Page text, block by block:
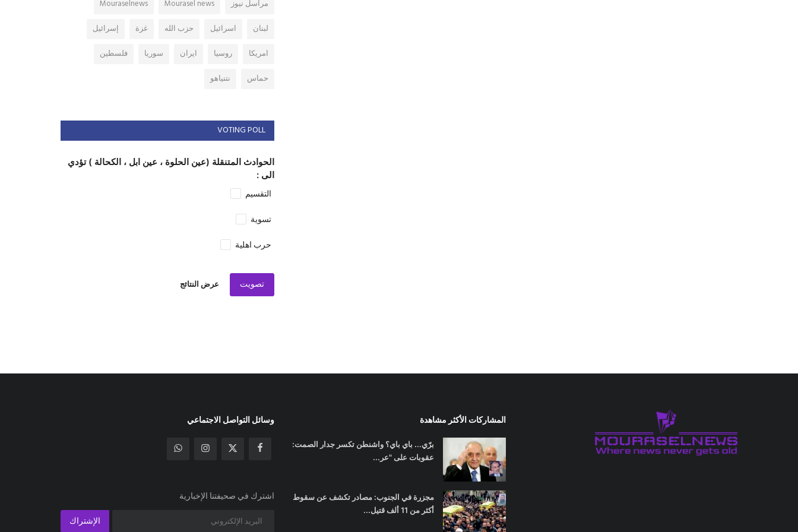
مراسل نيوز Mourasel news
Mouraselnews
لبنان
اسرائيل حزب الله غزة
إسرائيل
امريكا
روسيا ايران سوريا
فلسطين
حماس
نتنياهو
VOTING POLL
الحوادث المتنقلة (عين الحلوة ، عين ابل ، الكحالة ) تؤدي
الى :
التقسيم
تسوية
حرب اهلية
تصويت عرض النتائج
المشاركات الأكثر مشاهدة
برّي... باي باي؟ واشنطن تكسر جدار الصمت:
عقوبات على "عر...
مجزرة في الجنوب: مصادر تكشف عن سقوط
أكثر من 11 ألف قتيل...
وسائل التواصل الاجتماعي
اشترك في صحيفتنا الإخبارية
الإشتراك